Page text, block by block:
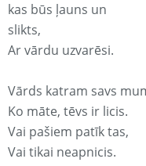
kas būs ļauns un
slikts,
Ar vārdu uzvarēsi.
Vārds katram savs
Ko māte, tēvs ir licis.
Vai pašiem patīk tas,
Vai tikai neapnicis.